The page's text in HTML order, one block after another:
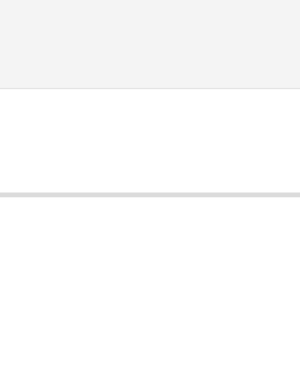
権も、明示たると黙示たるとを問
他リバースエンジニアリング等